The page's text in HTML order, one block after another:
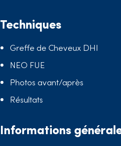
Techniques
Greffe de Cheveux DHI
NEO FUE
Photos avant/après
Résultats
Informations